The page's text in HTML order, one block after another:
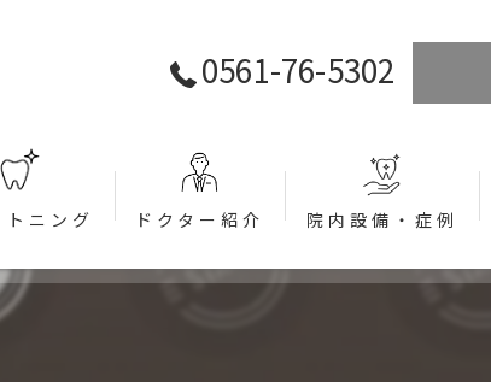
0561-76-5302
トニング ドクター紹介 院内設備・症例